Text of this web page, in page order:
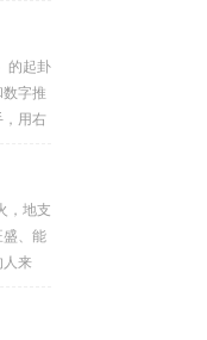
微 →
排盘
通过
至关
武天
的起卦
字推
用右
木，
凶。
数
，属
8，
，地支
、能
人来
倍感